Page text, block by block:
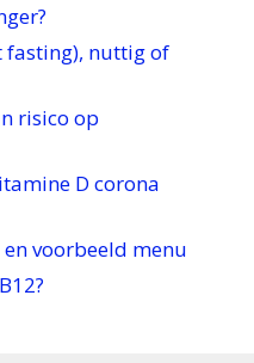
fasting), nuttig of
risico op
D corona
voorbeeld menu